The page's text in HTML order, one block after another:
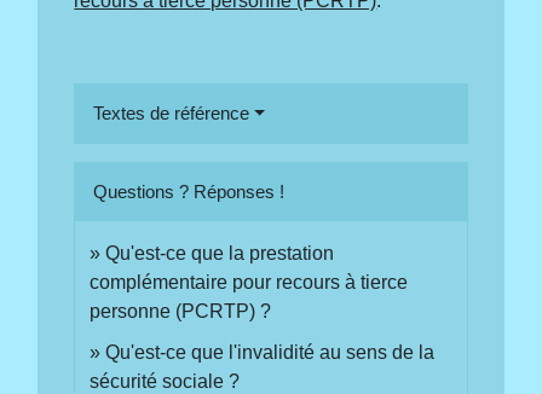
Textes de référence
Questions ? Réponses !
Qu'est-ce que la prestation
complémentaire pour recours à tierce
personne (PCRTP) ?
Qu'est-ce que l'invalidité au sens de la
sécurité sociale ?